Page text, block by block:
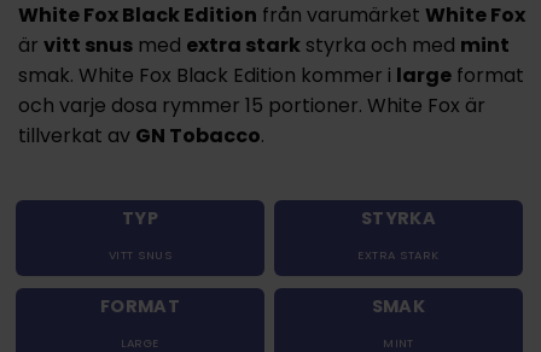
White Fox Black Edition från varumärket White Fox
är vitt snus med extra stark styrka och med mint
smak. White Fox Black Edition kommer i large format
och varje dosa rymmer 15 portioner. White Fox är
tillverkat av GN Tobacco.
TYP
VITT SNUS
STYRKA
EXTRA STARK
FORMAT
LARGE
SMAK
MINT